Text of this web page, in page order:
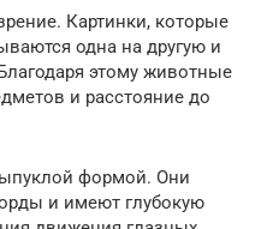
Картинки, которые
одна на другую и
этому животные
и расстояние до
формой. Они
и имеют глубокую